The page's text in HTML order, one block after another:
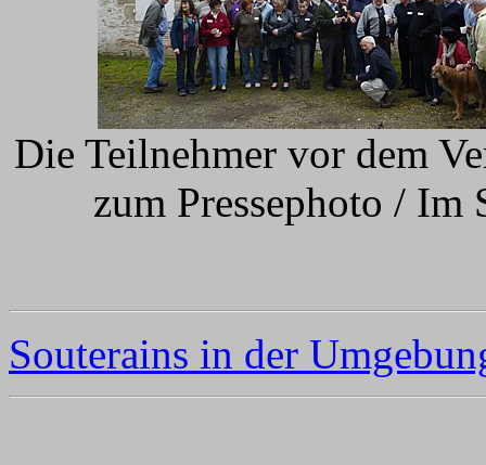
Die Teilnehmer vor dem
zum Pressephoto / Im
Souterains in der